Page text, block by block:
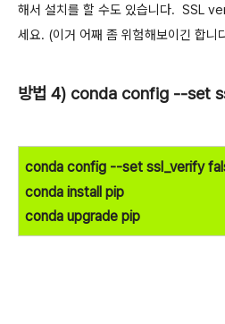
해서 설치를 할 수도 있습니다. SSL
세요. (이거 어째 좀 위험해보이긴 합니
방법 4) conda config --set
conda config --set ssl_verify
conda install pip
conda upgrade pip